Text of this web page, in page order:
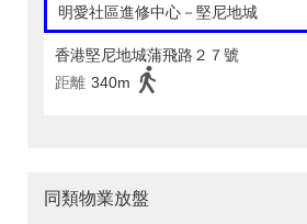
明愛社區進修中心－堅尼地城
香港堅尼地城蒲飛路２７號
距離 340m
同類物業放盤